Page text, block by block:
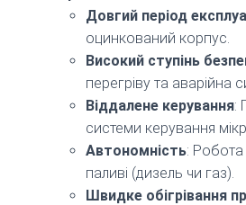
Довгий період
оцинкований корпус.
Високий ступінь
перегріву та аварійна
Віддалене керування:
системи керування
Автономність:
паливі (дизель чи газ).
Швидке обігрівання